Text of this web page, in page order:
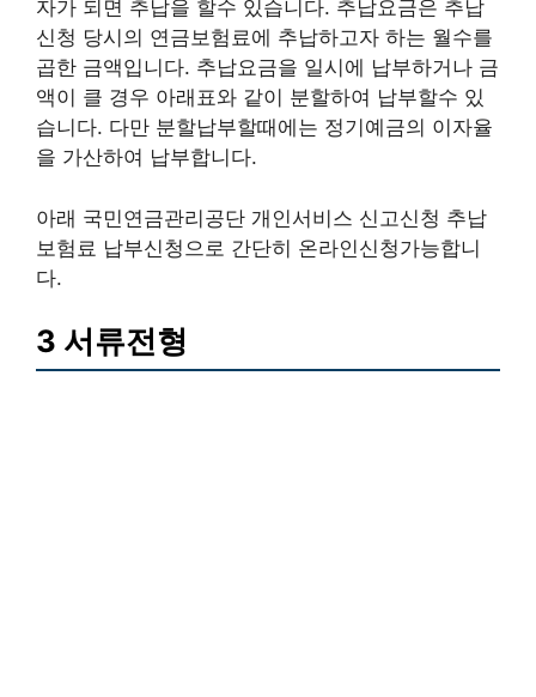
자가 되면 추납을 할수 있습니다. 추납요금은 추납
신청 당시의 연금보험료에 추납하고자 하는 월수를
곱한 금액입니다. 추납요금을 일시에 납부하거나 금
액이 클 경우 아래표와 같이 분할하여 납부할수 있
습니다. 다만 분할납부할때에는 정기예금의 이자율
을 가산하여 납부합니다.
아래 국민연금관리공단 개인서비스 신고신청 추납
보험료 납부신청으로 간단히 온라인신청가능합니
다.
3 서류전형